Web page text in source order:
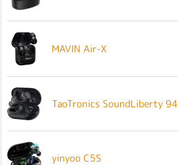
MAVIN Air-X
TaoTronics SoundLiberty 94
yinyoo C5S